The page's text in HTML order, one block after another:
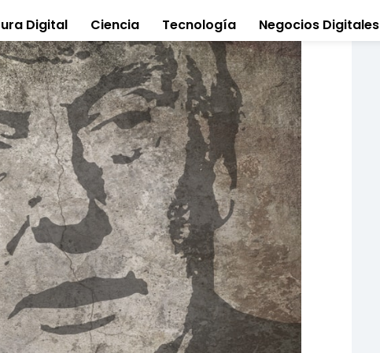
Digital Ciencia Tecnología Negocios Digitales